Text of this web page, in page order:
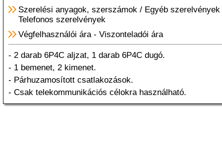
Szerelési anyagok, szerszámok/ Egyéb szerelvények
Telefonos szerelvények
Végfelhasználói ára- Viszonteladói ára
- 2 darab 6P4C aljzat, 1 darab 6P4C dugó.
- 1 bemenet, 2 kimenet.
- Párhuzamosított csatlakozások.
- Csak telekommunikációs célokra használható.